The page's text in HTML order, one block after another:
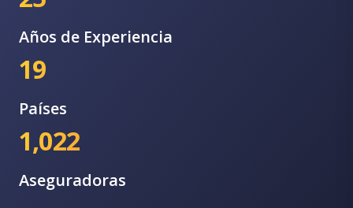
Años de Experiencia
19
Países
1,022
Aseguradoras